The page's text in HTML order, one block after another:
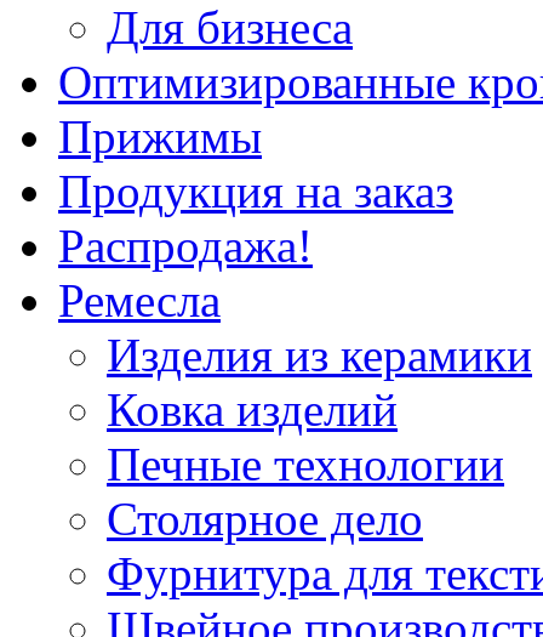
Для бизнеса
Оптимизированные
Прижимы
Продукция на заказ
Распродажа!
Ремесла
Изделия из керамики
Ковка изделий
Печные технологии
Столярное дело
Фурнитура для